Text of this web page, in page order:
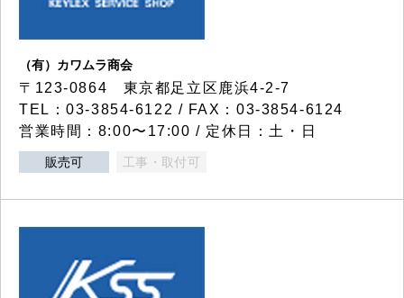
（有）カワムラ商会
〒123-0864 東京都足立区鹿浜4-2-7
TEL：03-3854-6122 / FAX：03-3854-6124
営業時間：8:00〜17:00 / 定休日：土・日
販売可 工事・取付可